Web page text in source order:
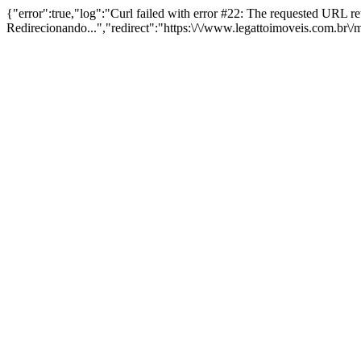
{"error":true,"log":"Curl failed with error #22: The requested URL
Redirecionando...","redirect":"https:\/\/www.legattoimoveis.com.br\/